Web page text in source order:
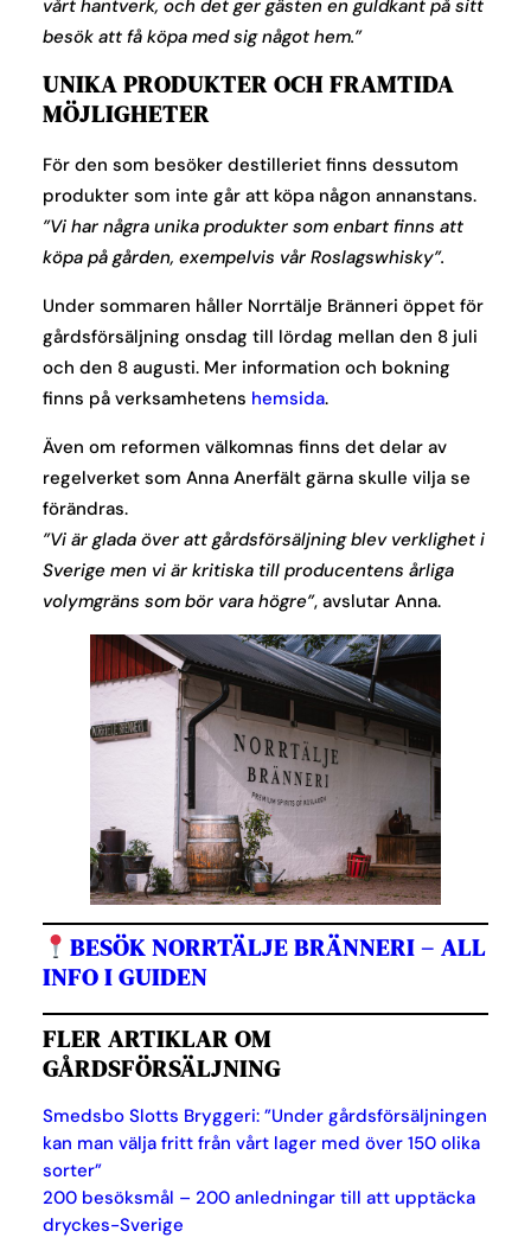
vårt hantverk, och det ger gästen en guldkant på sitt
besök att få köpa med sig något hem.”
UNIKA PRODUKTER OCH FRAMTIDA
MÖJLIGHETER
För den som besöker destilleriet finns dessutom
produkter som inte går att köpa någon annanstans.
”Vi har några unika produkter som enbart finns att
köpa på gården, exempelvis vår Roslagswhisky”.
Under sommaren håller Norrtälje Bränneri öppet för
gårdsförsäljning onsdag till lördag mellan den 8 juli
och den 8 augusti. Mer information och bokning
finns på verksamhetens hemsida.
Även om reformen välkomnas finns det delar av
regelverket som Anna Anerfält gärna skulle vilja se
förändras.
”Vi är glada över att gårdsförsäljning blev verklighet i
Sverige men vi är kritiska till producentens årliga
volymgräns som bör vara högre”, avslutar Anna.
BESÖK NORRTÄLJE BRÄNNERI – ALL
INFO I GUIDEN
FLER ARTIKLAR OM
GÅRDSFÖRSÄLJNING
Smedsbo Slotts Bryggeri: ”Under gårdsförsäljningen
kan man välja fritt från vårt lager med över 150 olika
sorter”
200 besöksmål – 200 anledningar till att upptäcka
dryckes-Sverige